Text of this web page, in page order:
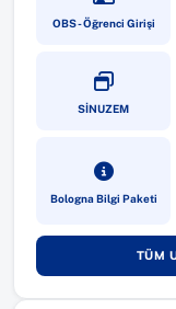
OBS - Öğrenci Girişi
(yeni
SİNUZEM
(yeni
Bologna Bilgi Paketi
(yeni
TÜM